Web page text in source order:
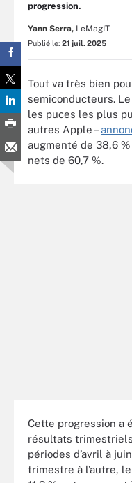
progression.
Yann Serra, LeMagIT
Publié le: 21 juil. 2025
Tout va très bien
semiconducteurs. Le
les puces les plus
autres Apple –
augmenté de 38,6
nets de 60,7 %.
Cette progression a
résultats
périodes d’avril à
trimestre à l’autre,